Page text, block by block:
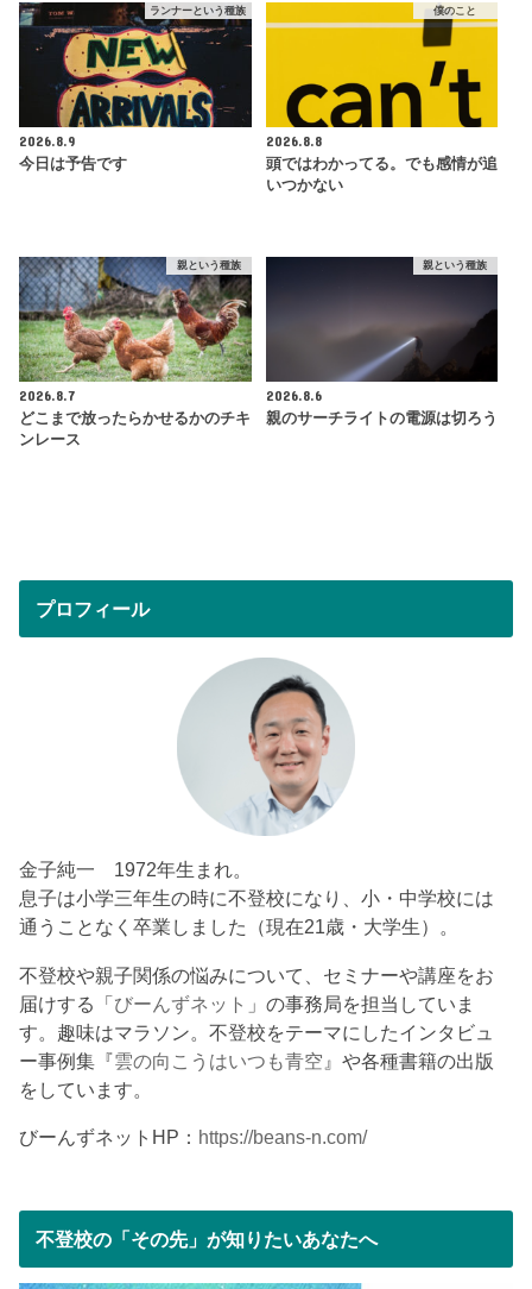
ランナーという種族
2026.8.9
今日は予告です
僕のこと
2026.8.8
頭ではわかってる。でも感情が追
いつかない
親という種族
2026.8.7
どこまで放ったらかせるかのチキ
ンレース
親という種族
2026.8.6
親のサーチライトの電源は切ろう
プロフィール
金子純一 1972年生まれ。
息子は小学三年生の時に不登校になり、小・中学校には
通うことなく卒業しました（現在21歳・大学生）。
不登校や親子関係の悩みについて、セミナーや講座をお
届けする「びーんずネット 」の事務局を担当していま
す。趣味はマラソン。不登校をテーマにしたインタビュ
ー事例集『雲の向こうはいつも青空 』や各種書籍の出版
をしています。
びーんずネットHP： https://beans-n.com/
不登校の「その先」が知りたいあなたへ